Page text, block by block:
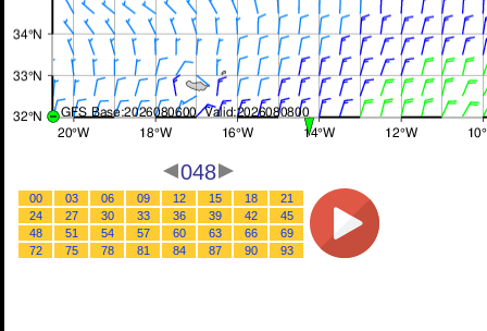
048
00 03 06 09 12 15 18
21
24
27 30 33 36 39 42
45
48
51 54 57 60 63 66
69
72
75 78 81 84 87 90 93